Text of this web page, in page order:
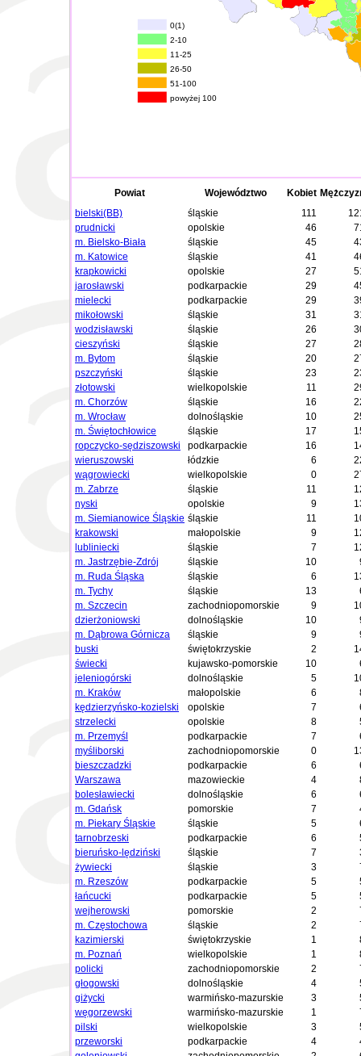
0(1)
2-10
11-25
26-50
51-100
powyżej 100
Powiat Województwo Kobiet
bielski(BB)
śląskie 111
prudnicki
opolskie 46
m. Bielsko-Biała
śląskie 45
m. Katowice
śląskie 41
krapkowicki
opolskie 27
jarosławski
podkarpackie 29
mielecki
podkarpackie 29
mikołowski
śląskie 31
wodzisławski
śląskie 26
cieszyński
śląskie 27
m. Bytom
śląskie 20
pszczyński
śląskie 23
złotowski
wielkopolskie 11
m. Chorzów
śląskie 16
m. Wrocław
dolnośląskie 10
m. Świętochłowice
śląskie 17
ropczycko-sędziszowski
podkarpackie 16
wieruszowski
łódzkie 6
wągrowiecki
wielkopolskie 0
m. Zabrze
śląskie 11
nyski
opolskie 9
m. Siemianowice Śląskie śląskie 11
krakowski
małopolskie 9
lubliniecki
śląskie 7
m. Jastrzębie-Zdrój
śląskie 10
m. Ruda Śląska
śląskie 6
m. Tychy
śląskie 13
m. Szczecin
zachodniopomorskie 9
dzierżoniowski
dolnośląskie 10
m. Dąbrowa Górnicza
śląskie 9
buski
świętokrzyskie 2
świecki
kujawsko-pomorskie 10
jeleniogórski
dolnośląskie 5
m. Kraków
małopolskie 6
kędzierzyńsko-kozielski
opolskie 7
strzelecki
opolskie 8
m. Przemyśl
podkarpackie 7
myśliborski
zachodniopomorskie 0
bieszczadzki
podkarpackie 6
Warszawa
mazowieckie 4
bolesławiecki
dolnośląskie 6
m. Gdańsk
pomorskie 7
m. Piekary Śląskie
śląskie 5
tarnobrzeski
podkarpackie 6
bieruńsko-lędziński
śląskie 7
żywiecki
śląskie 3
m. Rzeszów
podkarpackie 5
łańcucki
podkarpackie 5
wejherowski
pomorskie 2
m. Częstochowa
śląskie 2
kazimierski
świętokrzyskie 1
m. Poznań
wielkopolskie 1
policki
zachodniopomorskie 2
głogowski
dolnośląskie 4
giżycki
warmińsko-mazurskie 3
węgorzewski
warmińsko-mazurskie 1
pilski
wielkopolskie 3
przeworski
podkarpackie 4